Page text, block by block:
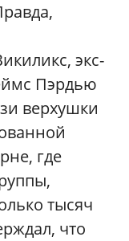
экс-
Пэрдью
верхушки
где
тысяч
что